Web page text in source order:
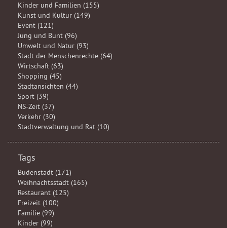
Kinder und Familien (155)
Kunst und Kultur (149)
Event (121)
Jung und Bunt (96)
Umwelt und Natur (93)
Stadt der Menschenrechte (64)
Wirtschaft (63)
Shopping (45)
Stadtansichten (44)
Sport (39)
NS-Zeit (37)
Verkehr (30)
Stadtverwaltung und Rat (10)
Tags
Budenstadt (171)
Weihnachtsstadt (165)
Restaurant (125)
Freizeit (100)
Familie (99)
Kinder (99)